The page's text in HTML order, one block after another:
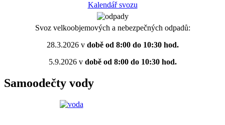
Kalendář svozu
Svoz velkoobjemových a nebezpečných odpadů:
28.3.2026 vdobě od 8:00 do 10:30 hod.
5.9.2026 vdobě od 8:00 do 10:30 hod.
Samoodečty vody